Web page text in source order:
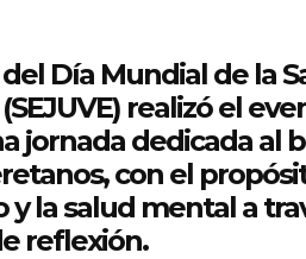
Día Mundial de la
realizó el
jornada dedicada al
con el
la salud mental a
reflexión.